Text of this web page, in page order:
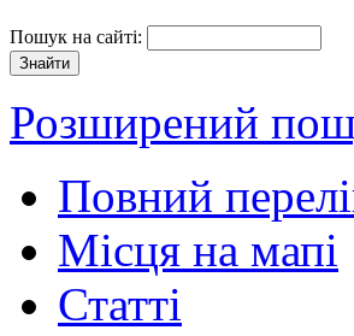
Пошук на сайті:
Розширений
Повний
Місця на мапі
Статті